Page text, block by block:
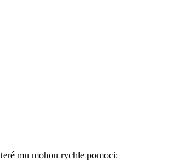
mu mohou rychle pomoci: